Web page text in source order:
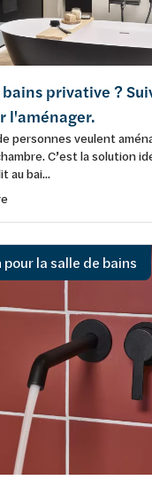
privative ?
l'aménager.
personnes veulent
C’est la solution
au bai...
la salle de bains